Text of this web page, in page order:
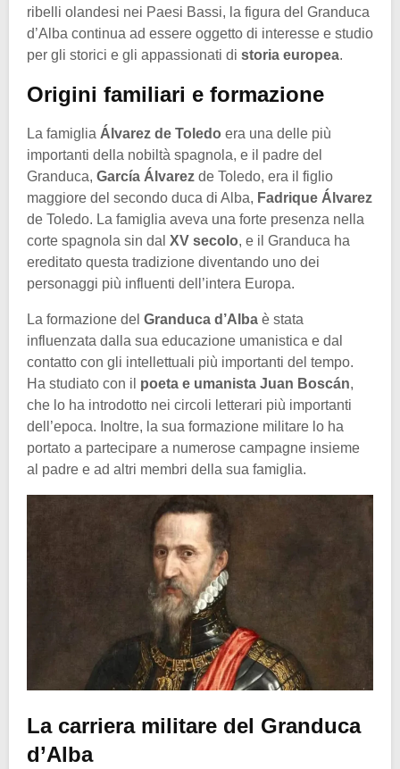
ribelli olandesi nei Paesi Bassi, la figura del Granduca
d’Alba continua ad essere oggetto di interesse e studio
per gli storici e gli appassionati di storia europea.
Origini familiari e formazione
La famiglia Álvarez de Toledo era una delle più
importanti della nobiltà spagnola, e il padre del
Granduca, García Álvarez de Toledo, era il figlio
maggiore del secondo duca di Alba, Fadrique Álvarez
de Toledo. La famiglia aveva una forte presenza nella
corte spagnola sin dal XV secolo, e il Granduca ha
ereditato questa tradizione diventando uno dei
personaggi più influenti dell’intera Europa.
La formazione del Granduca d’Alba è stata
influenzata dalla sua educazione umanistica e dal
contatto con gli intellettuali più importanti del tempo.
Ha studiato con il poeta e umanista Juan Boscán,
che lo ha introdotto nei circoli letterari più importanti
dell’epoca. Inoltre, la sua formazione militare lo ha
portato a partecipare a numerose campagne insieme
al padre e ad altri membri della sua famiglia.
La carriera militare del Granduca
d’Alba